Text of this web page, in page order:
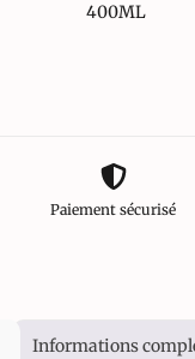
400ML
Paiement sécurisé
Informations